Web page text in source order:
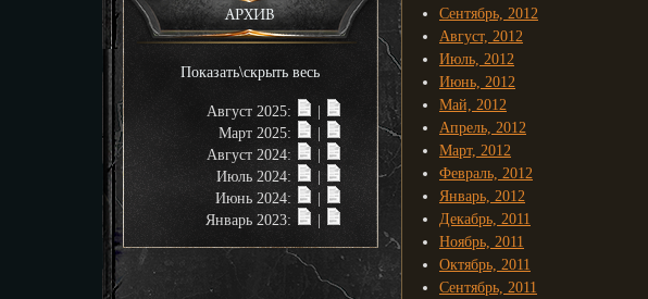
АРХИВ
Показать\скрыть весь
Август 2025:
Март 2025:
Август 2024:
Июль 2024:
Июнь 2024:
Январь 2023:
Сентябрь, 2012
Август, 2012
Июль, 2012
Июнь, 2012
Май, 2012
Апрель, 2012
Март, 2012
Февраль, 2012
Январь, 2012
Декабрь, 2011
Ноябрь, 2011
Октябрь, 2011
Сентябрь, 2011